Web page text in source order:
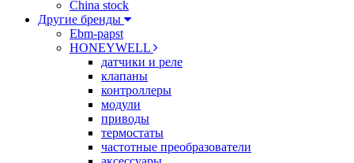
China stock
Другие бренды
Ebm-papst
HONEYWELL
датчики и реле
клапаны
контроллеры
модули
приводы
термостаты
частотные преобразователи